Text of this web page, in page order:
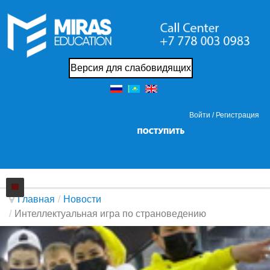
Версия для слабовидящих
Войти / Регистрация
Колледж
Новости
О нас
Главная / Новости
/ Интеллектуальная игра по страноведению